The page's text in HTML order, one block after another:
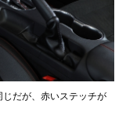
だが、赤いステッチが